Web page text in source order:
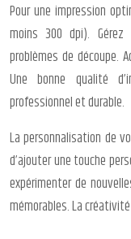
Pour une impression
moins 300 dpi).
problèmes de découpe.
Une bonne qualité
professionnel et durable.
La personnalisation de
d’ajouter une touche
expérimenter de
mémorables. La